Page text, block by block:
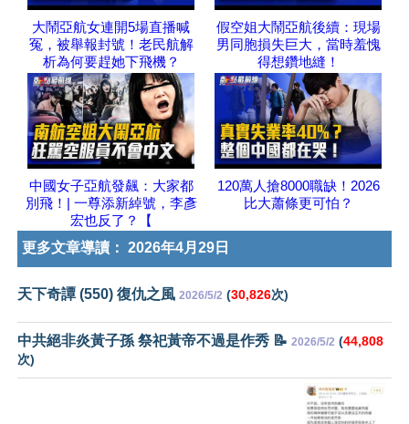
大鬧亞航女連開5場直播喊
冤，被舉報封號！老民航解
析為何要趕她下飛機？
假空姐大鬧亞航後續：現場
男同胞損失巨大，當時羞愧
得想鑽地縫！
中國女子亞航發飆：大家都
別飛！| 一尊添新綽號，李彥
宏也反了？【
120萬人搶8000職缺！2026
比大蕭條更可怕？
更多文章導讀： 2026年4月29日
天下奇譚 (550) 復仇之風 2026/5/2 (30,826次)
中共絕非炎黃子孫 祭祀黃帝不過是作秀 📝 2026/5/2 (44,808
次)